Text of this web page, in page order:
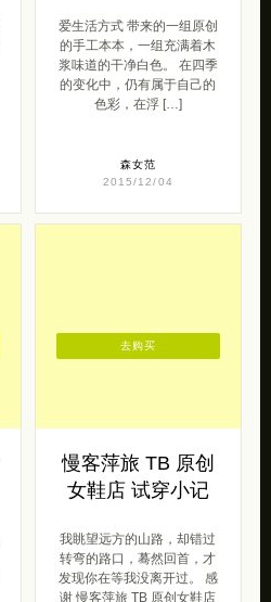
爱生活方式 带来的一组原创
的手工本本，一组充满着木
浆味道的干净白色。 在四季
的变化中，仍有属于自己的
色彩，在浮 […]
森女范
2015/12/04
慢客萍旅 TB 原创
女鞋店 试穿小记
我眺望远方的山路，却错过
转弯的路口，蓦然回首，才
发现你在等我没离开过。 感
谢 慢客萍旅 TB 原创女鞋店
去购买